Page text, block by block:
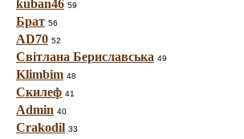
kuban46 59
Брат 56
AD70 52
Світлана Бериславська 49
Klimbim 48
Скилеф 41
Admin 40
Crakodil 33